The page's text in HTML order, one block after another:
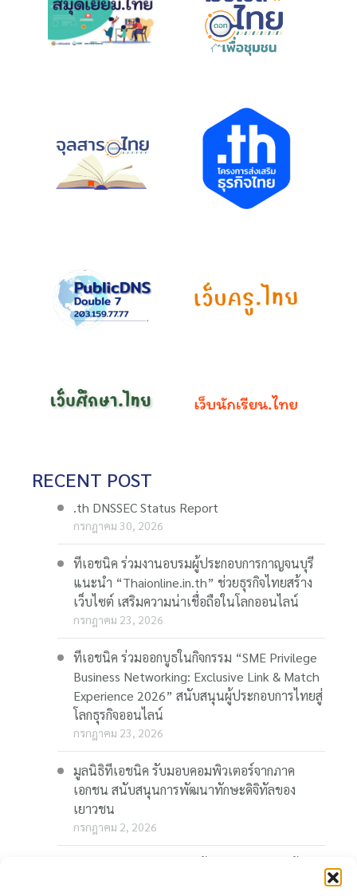
RECENT POST
.th DNSSEC Status Report
กรกฎาคม 30, 2026
ทีเอชนิค ร่วมงานอบรมผู้ประกอบการกาญจนบุรี
แนะนำ “Thaionline.in.th” ช่วยธุรกิจไทยสร้าง
เว็บไซต์ เสริมความน่าเชื่อถือในโลกออนไลน์
กรกฎาคม 23, 2026
ทีเอชนิค ร่วมออกบูธในกิจกรรม “SME Privilege
Business Networking: Exclusive Link & Match
Experience 2026” สนับสนุนผู้ประกอบการไทยสู่
โลกธุรกิจออนไลน์
กรกฎาคม 23, 2026
มูลนิธิทีเอชนิค รับมอบคอมพิวเตอร์จากภาค
เอกชน สนับสนุนการพัฒนาทักษะดิจิทัลของ
เยาวชน
กรกฎาคม 2, 2026